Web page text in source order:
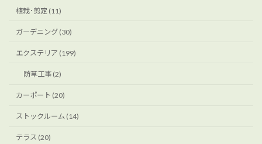
植栽･剪定 (11)
ガーデニング (30)
エクステリア (199)
防草工事 (2)
カーポート (20)
ストックルーム (14)
テラス (20)